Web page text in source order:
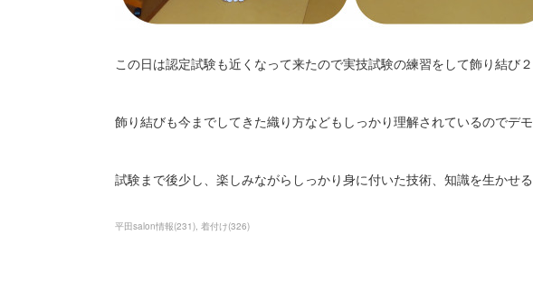
この日は認定試験も近くなって来たので実技試験の練習をして飾り結び
飾り結びも今までしてきた織り方などもしっかり理解されているのでデ
試験まで後少し、楽しみながらしっかり身に付いた技術、知識を生かせ
平田salon情報(231) 着付け(326)